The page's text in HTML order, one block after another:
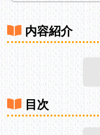
内容紹介
目次